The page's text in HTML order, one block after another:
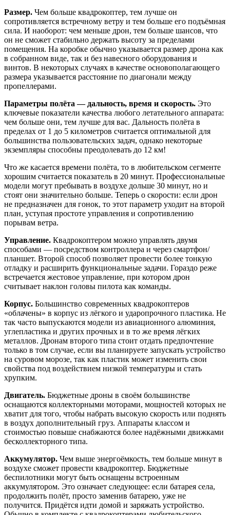
Размер. Чем больше квадрокоптер, тем лучше он
сопротивляется встречному ветру и тем больше его подъёмная
сила. И наоборот: чем меньше дрон, тем больше шансов, что
он не сможет стабильно держать высоту за пределами
помещения. На коробке обычно указывается размер дрона как
в собранном виде, так и без навесного оборудования и
винтов. В некоторых случаях в качестве основополагающего
размера указывается расстояние по диагонали между
пропеллерами.
Параметры полёта — дальность, время и скорость. Это
ключевые показатели качества любого летательного аппарата:
чем больше они, тем лучше для вас. Дальность полёта в
пределах от 1 до 5 километров считается оптимальной для
большинства пользовательских задач, однако некоторые
экземпляры способны преодолевать до 12 км!
Что же касается времени полёта, то в любительском сегменте
хорошим считается показатель в 20 минут. Профессиональные
модели могут пребывать в воздухе дольше 30 минут, но и
стоят они значительно больше. Теперь о скорости: если дрон
не предназначен для гонок, то этот параметр уходит на второй
план, уступая простоте управления и сопротивлению
порывам ветра.
Управление. Квадрокоптером можно управлять двумя
способами — посредством контроллера и через смартфон/
планшет. Второй способ позволяет провести более тонкую
отладку и расширить функциональные задачи. Гораздо реже
встречается жестовое управление, при котором дрон
считывает наклон головы пилота как команды.
Корпус. Большинство современных квадрокоптеров
«облачены» в корпус из лёгкого и ударопрочного пластика. Не
так часто выпускаются модели из авиационного алюминия,
углепластика и других прочных и в то же время лёгких
металлов. Дронам второго типа стоит отдать предпочтение
только в том случае, если вы планируете запускать устройство
на суровом морозе, так как пластик может изменить свои
свойства под воздействием низкой температуры и стать
хрупким.
Двигатель. Бюджетные дроны в своём большинстве
оснащаются коллекторными моторами, мощностей которых не
хватит для того, чтобы набрать высокую скорость или поднять
в воздух дополнительный груз. Аппараты классом и
стоимостью повыше снабжаются более надёжными движками
бесколлекторного типа.
Аккумулятор. Чем выше энергоёмкость, тем больше минут в
воздухе сможет провести квадрокоптер. Бюджетные
беспилотники могут быть оснащены встроенным
аккумулятором. Это означает следующее: если батарея села,
продолжить полёт, просто заменив батарею, уже не
получится. Придётся идти домой и заряжать устройство.